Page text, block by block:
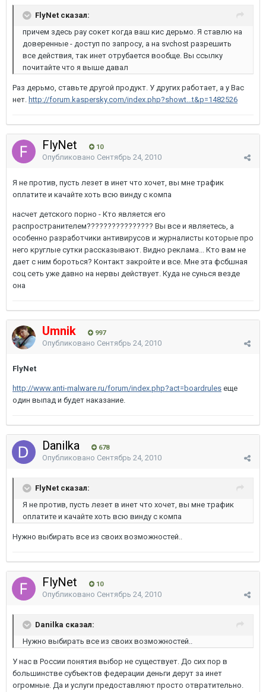
FlyNet сказал:
причем здесь рау сокет когда ваш кис дерьмо. Я ставлю на
доверенные - доступ по запросу, а на svchost разрешить
все действия, так инет отрубается вообще. Вы ссылку
почитайте что я выше давал
Раз дерьмо, ставьте другой продукт. У других работает, а у Вас
нет. http://forum.kaspersky.com/index.php?showt...t&p=1482526
FlyNet 10
Опубликовано Сентябрь 24, 2010
Я не против, пусть лезет в инет что хочет, вы мне трафик
оплатите и качайте хоть всю винду с компа
насчет детского порно - Кто является его
распространителем???????????????? Вы все и являетесь, а
особенно разработчики антивирусов и журналисты которые про
него круглые сутки рассказывают. Видно реклама... Кто вам не
дает с ним бороться? Контакт закройте и все. Мне эта фсбшная
соц сеть уже давно на нервы действует. Куда не сунься везде
она
Umnik 997
Опубликовано Сентябрь 24, 2010
FlyNet
http://www.anti-malware.ru/forum/index.php?act=boardrules еще
один выпад и будет наказание.
Danilka 678
Опубликовано Сентябрь 24, 2010
FlyNet сказал:
Я не против, пусть лезет в инет что хочет, вы мне трафик
оплатите и качайте хоть всю винду с компа
Нужно выбирать все из своих возможностей..
FlyNet 10
Опубликовано Сентябрь 24, 2010
Danilka сказал:
Нужно выбирать все из своих возможностей..
У нас в России понятия выбор не существует. До сих пор в
большинстве субъектов федерации деньги дерут за инет
огромные. Да и услуги предоставляют просто отвратительно.